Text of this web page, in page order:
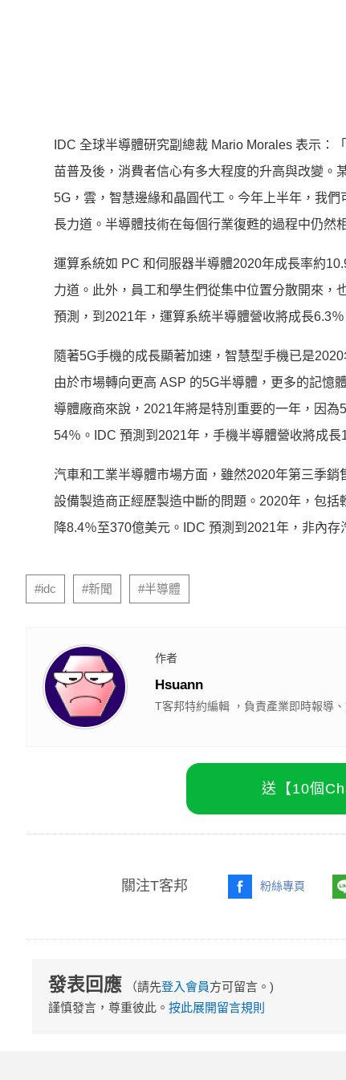
IDC 全球半導體研究副總裁 Mario Morales 表示
苗普及後，消費者信心有多大程度的升高與改變。
5G，雲，智慧邊緣和晶圓代工。今年上半年，我
長力道。半導體技術在每個行業復甦的過程中仍然
運算系統如 PC 和伺服器半導體2020年成長率約
力道。此外，員工和學生們從集中位置分散開來，
預測，到2021年，運算系統半導體營收將成長6.3
隨著5G手機的成長顯著加速，智慧型手機已是
由於市場轉向更高 ASP 的5G半導體，更多的記憶
導體廠商來說，2021年將是特別重要的一年，因
54％。IDC 預測到2021年，手機半導體營收將成長
汽車和工業半導體市場方面，雖然2020年第三季
設備製造商正經歷製造中斷的問題。2020年，包
降8.4％至370億美元。IDC 預測到2021年，非內
#idc #新聞 #半導體
作者
Hsuann
T客邦特約編輯 ，負責產業即時報導
送【10個
關注T客邦 粉絲專頁
發表回應 （請先登入會員方可留言。)
謹慎發言，尊重彼此。 按此展開留言規則